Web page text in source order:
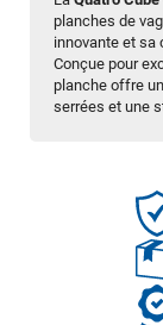
planches de
innovante et sa
Conçue pour
planche offre
serrées et une